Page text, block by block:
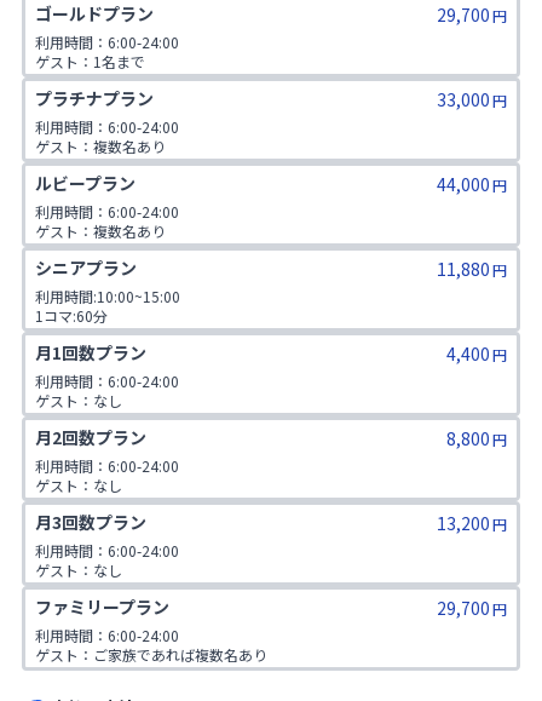
ゴールドプラン 29,700円
利用時間：6:00-24:00
ゲスト：1名まで
1日2コマ予約可
プラチナプラン 33,000円
利用時間：6:00-24:00
ゲスト：複数名あり
1日2コマ予約可
ルビープラン 44,000円
利用時間：6:00-24:00
ゲスト：複数名あり
1日3コマ予約可
シニアプラン 11,880円
利用時間:10:00~15:00
1コマ:60分
対象年齢:60歳以上
ゲスト:無し
月1回数プラン 4,400円
利用時間：6:00-24:00
ゲスト：なし
月2回数プラン 8,800円
利用時間：6:00-24:00
ゲスト：なし
月3回数プラン 13,200円
利用時間：6:00-24:00
ゲスト：なし
ファミリープラン 29,700円
利用時間：6:00-24:00
ゲスト：ご家族であれば複数名あり
※ご入会時にご家族名の登録をお願いしております。二親等までのご家